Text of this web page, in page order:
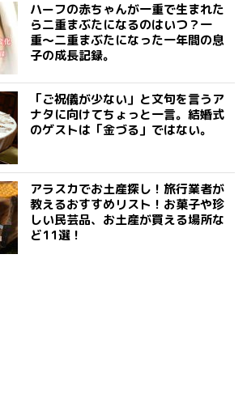
ハーフの赤ちゃんが一重で生まれた
ら二重まぶたになるのはいつ？一
重〜二重まぶたになった一年間の息
子の成長記録。
「ご祝儀が少ない」と文句を言うア
ナタに向けてちょっと一言。結婚式
のゲストは「金づる」ではない。
アラスカでお土産探し！旅行業者が
教えるおすすめリスト！お菓子や珍
しい民芸品、お土産が買える場所な
ど11選！